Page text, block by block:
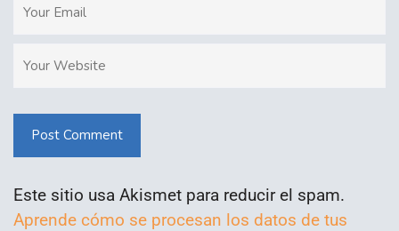
Post Comment
Este sitio usa Akismet para reducir el spam.
Aprende cómo se procesan los datos de tus